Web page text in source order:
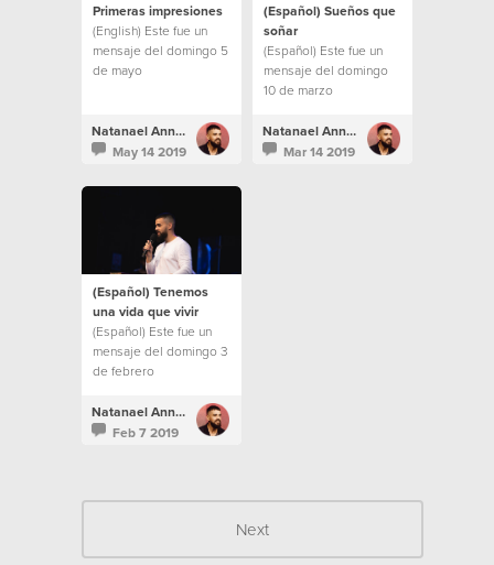
Primeras impresiones
(English) Este fue un
mensaje del domingo 5
de mayo
Natanael Annacondia
May 14 2019
(Español) Sueños que
soñar
(Español) Este fue un
mensaje del domingo
10 de marzo
Natanael Annacondia
Mar 14 2019
(Español) Tenemos
una vida que vivir
(Español) Este fue un
mensaje del domingo 3
de febrero
Natanael Annacondia
Feb 7 2019
Next